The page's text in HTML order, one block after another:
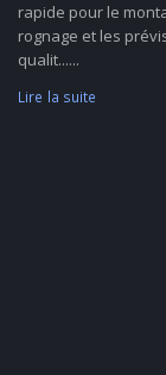
rapide pour le
rognage et les
qualit......
Lire la suite